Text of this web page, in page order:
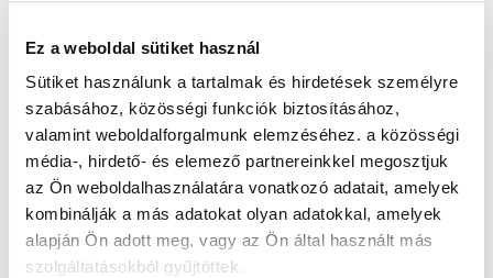
Ez a weboldal sütiket használ
Sütiket használunk a tartalmak és hirdetések személyre
szabásához, közösségi funkciók biztosításához,
valamint weboldalforgalmunk elemzéséhez. a közösségi
média-, hirdető- és elemező partnereinkkel megosztjuk
az Ön weboldalhasználatára vonatkozó adatait, amelyek
kombinálják a más adatokat olyan adatokkal, amelyek
alapján Ön adott meg, vagy az Ön által használt más
szolgáltatásokból gyűjtöttek.
" L " csoport
48 nap az indulásig!
Időtartam:
5-6 hónap
Indulás időpontja:
2026-09-25
Képzés ára:359 000 Ft